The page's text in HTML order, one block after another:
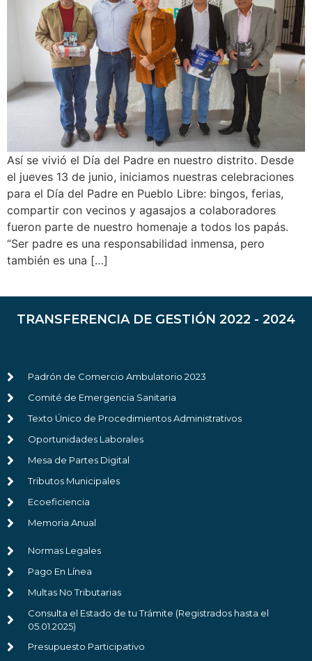
Así se vivió el Día del Padre en nuestro distrito. Desde
el jueves 13 de junio, iniciamos nuestras celebraciones
para el Día del Padre en Pueblo Libre: bingos, ferias,
compartir con vecinos y agasajos a colaboradores
fueron parte de nuestro homenaje a todos los papás.
“Ser padre es una responsabilidad inmensa, pero
también es una […]
TRANSFERENCIA DE GESTIÓN 2022 - 2024
Padrón de Comercio Ambulatorio 2023
Comité de Emergencia Sanitaria
Texto Único de Procedimientos Administrativos
Oportunidades Laborales
Mesa de Partes Digital
Tributos Municipales
Ecoeficiencia
Memoria Anual
Normas Legales
Pago En Línea
Multas No Tributarias
Consulta el Estado de tu Trámite (Registrados hasta el
05.01.2025)
Presupuesto Participativo